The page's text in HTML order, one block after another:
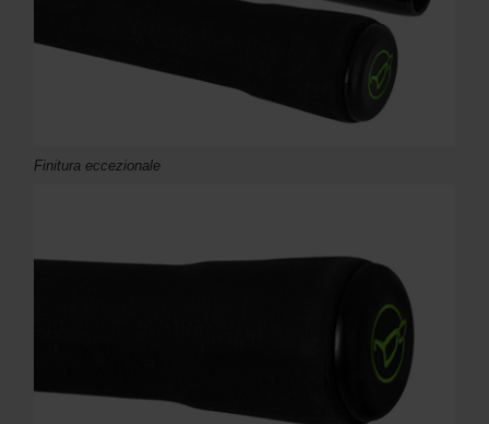
Finitura eccezionale